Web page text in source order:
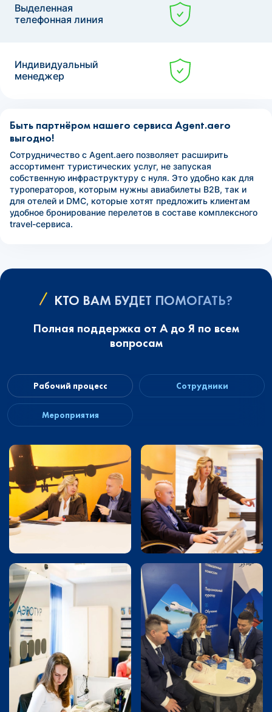
Выделенная
телефонная линия
Индивидуальный
менеджер
Быть партнёром нашего сервиса Agent.aero
выгодно!
Сотрудничество с Agent.aero позволяет расширить
ассортимент туристических услуг, не запуская
собственную инфраструктуру с нуля. Это удобно как для
туроператоров, которым нужны авиабилеты B2B, так и
для отелей и DMC, которые хотят предложить клиентам
удобное бронирование перелетов в составе комплексного
travel-сервиса.
КТО ВАМ БУДЕТ ПОМОГАТЬ?
Полная поддержка от А до Я по всем
вопросам
Рабочий процесс Сотрудники
Мероприятия